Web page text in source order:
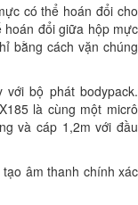
có thể hoán đổi cho
hoán đổi giữa hộp mực
bằng cách vặn chúng
bộ phát bodypack.
là cùng một micrô
và cáp 1,2m với đầu
âm thanh chính xác